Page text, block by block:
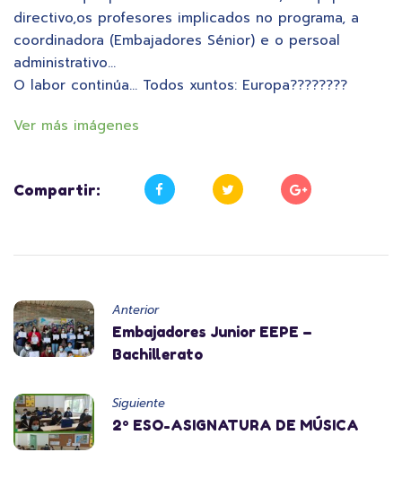
directivo,os profesores implicados no programa, a
coordinadora (Embajadores Sénior) e o persoal
administrativo…
O labor continúa… Todos xuntos: Europa????????
Ver más imágenes
Compartir:
Anterior
Embajadores Junior EEPE –
Bachillerato
Siguiente
2º ESO-ASIGNATURA DE MÚSICA